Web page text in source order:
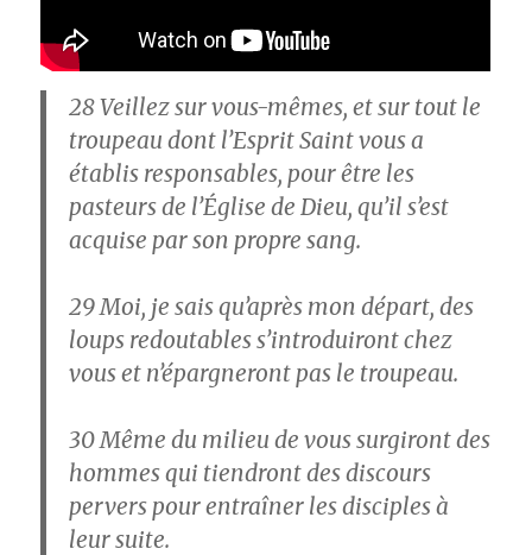
28Veillez sur vous-mêmes, et sur tout le
troupeau dont l’Esprit Saint vous a
établis responsables, pour être les
pasteurs de l’Église de Dieu, qu’il s’est
acquise par son propre sang.
29Moi, je sais qu’après mon départ, des
loups redoutables s’introduiront chez
vous et n’épargneront pas le troupeau.
30Même du milieu de vous surgiront des
hommes qui tiendront des discours
pervers pour entraîner les disciples à
leur suite.